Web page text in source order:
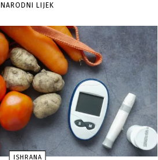
NARODNI LIJEK
ISHRANA